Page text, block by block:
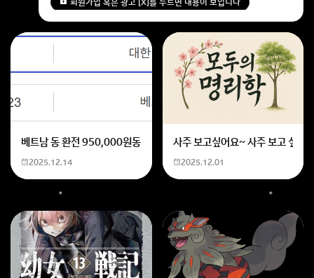
베트남 동 환전 950,000원동 한화 계산할때0하나 빼고 나누기 2하면
2025.12.14
사주 보고싶어요~ 사주 보고 싶
2025.12.01